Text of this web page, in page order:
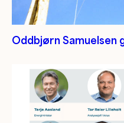
Oddbjørn Samuelsen